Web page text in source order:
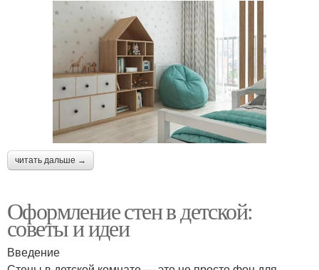
читать дальше →
Оформление стен в детской:
советы и идеи
Введение